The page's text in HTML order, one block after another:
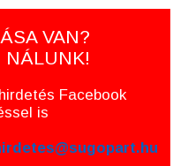
VAN?
NÁLUNK!
Facebook
is